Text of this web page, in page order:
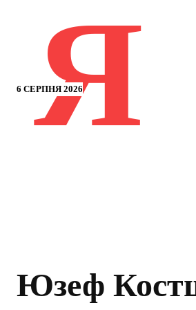
6 СЕРПНЯ 2026
Я
Юзеф